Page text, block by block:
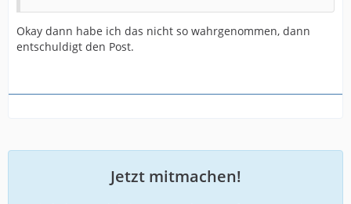
Okay dann habe ich das nicht so wahrgenommen, dann
entschuldigt den Post.
Jetzt mitmachen!